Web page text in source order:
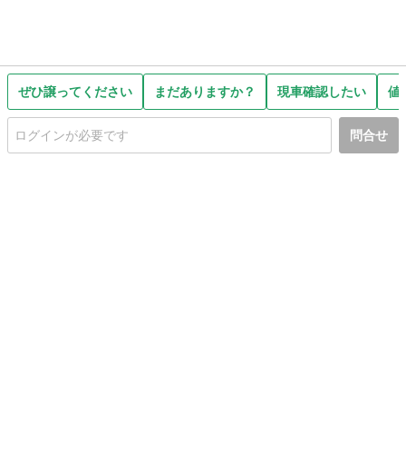
ぜひ譲ってください まだありますか？ 現車確認したい 値
問合せ